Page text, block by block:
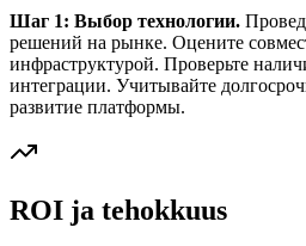
Шаг 1: Выбор технологии.
решений на рынке. Оцените
инфраструктурой. Проверьте
интеграции. Учитывайте
развитие платформы.
ROI ja tehokkuus